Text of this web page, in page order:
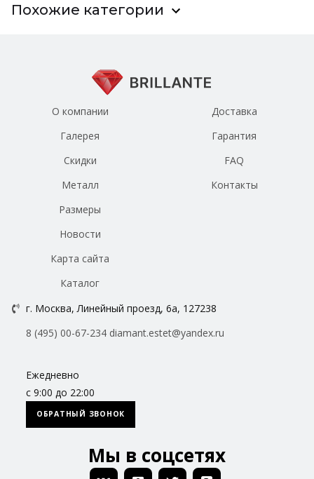
Похожие категории
О компании
Галерея
Скидки
Металл
Размеры
Новости
Доставка
Гарантия
FAQ
Контакты
Карта сайта
Каталог
г. Москва, Линейный проезд, 6а, 127238
8 (495) 00-67-234 diamant.estet@yandex.ru
Ежедневно
с 9:00 до 22:00
ОБРАТНЫЙ ЗВОНОК
Мы в соцсетях